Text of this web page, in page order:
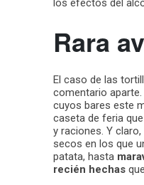
los efectos del
Rara
El caso de las
comentario aparte.
cuyos bares este
caseta de feria
y raciones. Y
secos en los que
patata, hasta
recién hechas